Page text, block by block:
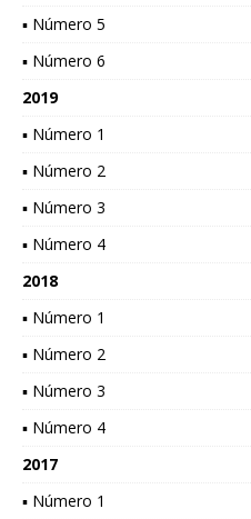
▪ Número 5
▪ Número 6
2019
▪ Número 1
▪ Número 2
▪ Número 3
▪ Número 4
2018
▪ Número 1
▪ Número 2
▪ Número 3
▪ Número 4
2017
▪ Número 1